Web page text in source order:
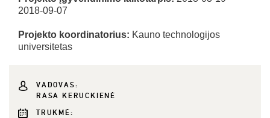
2018-09-07
Projekto koordinatorius: Kauno technologijos
universitetas
VADOVAS:
RASA KERUCKIENĖ
TRUKMĖ: